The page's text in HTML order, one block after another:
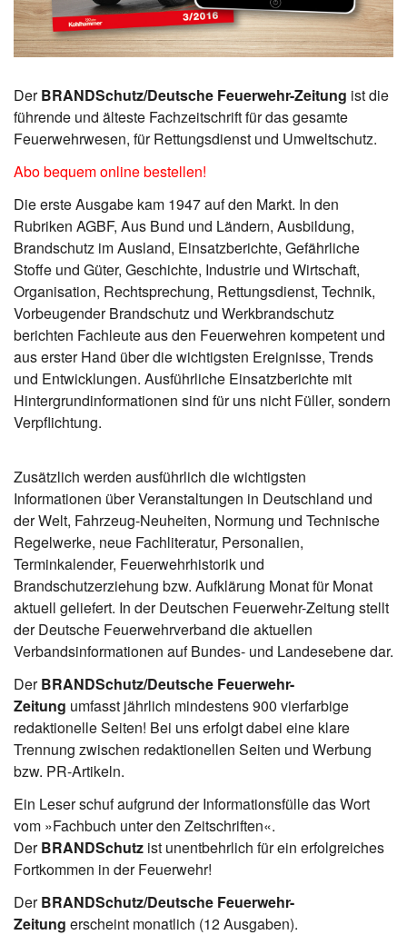
DerBRANDSchutz/Deutsche Feuerwehr-Zeitung ist die
führende und älteste Fachzeitschrift für das gesamte
Feuerwehrwesen, für Rettungsdienst und Umweltschutz.
Abo bequem online bestellen!
Die erste Ausgabe kam 1947 auf den Markt. In den
Rubriken AGBF, Aus Bund und Ländern, Ausbildung,
Brandschutz im Ausland, Einsatzberichte, Gefährliche
Stoffe und Güter, Geschichte, Industrie und Wirtschaft,
Organisation, Rechtsprechung, Rettungsdienst, Technik,
Vorbeugender Brandschutz und Werkbrandschutz
berichten Fachleute aus den Feuerwehren kompetent und
aus erster Hand über die wichtigsten Ereignisse, Trends
und Entwicklungen. Ausführliche Einsatzberichte mit
Hintergrundinformationen sind für uns nicht Füller, sondern
Verpflichtung.
Zusätzlich werden ausführlich die wichtigsten
Informationen über Veranstaltungen in Deutschland und
der Welt, Fahrzeug-Neuheiten, Normung und Technische
Regelwerke, neue Fachliteratur, Personalien,
Terminkalender, Feuerwehrhistorik und
Brandschutzerziehung bzw. Aufklärung Monat für Monat
aktuell geliefert. In der Deutschen Feuerwehr-Zeitung stellt
der Deutsche Feuerwehrverband die aktuellen
Verbandsinformationen auf Bundes- und Landesebene dar.
DerBRANDSchutz/Deutsche Feuerwehr-
Zeitung umfasst jährlich mindestens 900 vierfarbige
redaktionelle Seiten! Bei uns erfolgt dabei eine klare
Trennung zwischen redaktionellen Seiten und Werbung
bzw. PR-Artikeln.
Ein Leser schuf aufgrund der Informationsfülle das Wort
vom »Fachbuch unter den Zeitschriften«.
DerBRANDSchutz ist unentbehrlich für ein erfolgreiches
Fortkommen in der Feuerwehr!
DerBRANDSchutz/Deutsche Feuerwehr-
Zeitung erscheint monatlich (12 Ausgaben).